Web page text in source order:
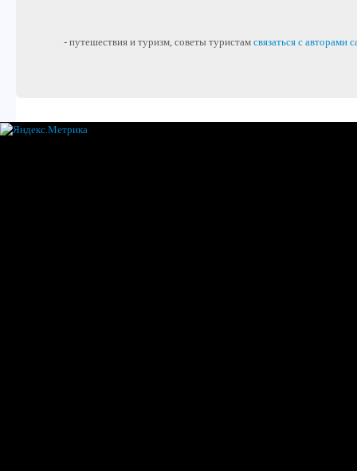
- путешествия и туризм, советы туристам связаться с авторами